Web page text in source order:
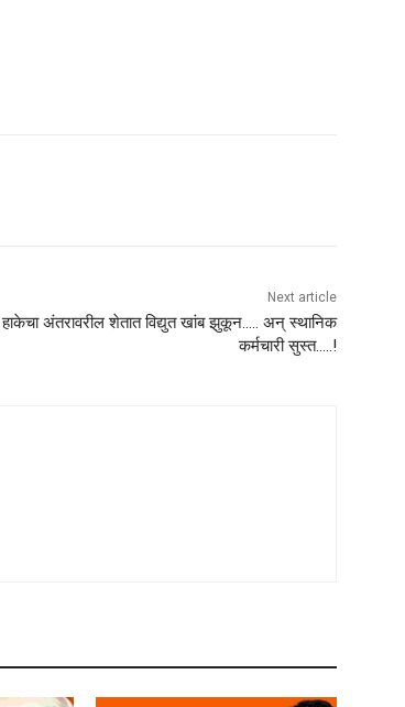
Next article
हाकेचा अंतरावरील शेतात विद्युत खांब झुकून….. अन् स्थानिक
कर्मचारी सुस्त…..!